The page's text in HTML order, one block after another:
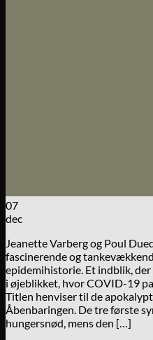
07
dec
Jeanette Varberg og Poul
fascinerende og
epidemihistorie. Et indblik,
i øjeblikket, hvor COVID-19
Titlen henviser til de
Åbenbaringen. De tre første
hungersnød, mens den […]